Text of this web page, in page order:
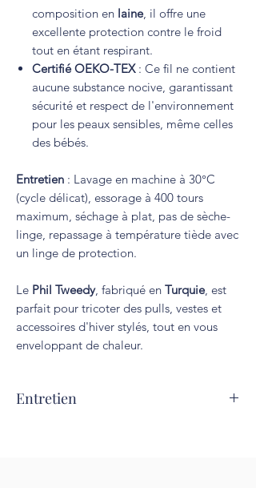
composition en laine, il offre une
excellente protection contre le froid
tout en étant respirant.
Certifié OEKO-TEX: Ce fil ne contient
aucune substance nocive, garantissant
sécurité et respect de l'environnement
pour les peaux sensibles, même celles
des bébés.
Entretien : Lavage en machine à 30°C
(cycle délicat), essorage à 400 tours
maximum, séchage à plat, pas de sèche-
linge, repassage à température tiède avec
un linge de protection.
Le Phil Tweedy, fabriqué en Turquie, est
parfait pour tricoter des pulls, vestes et
accessoires d'hiver stylés, tout en vous
enveloppant de chaleur.
Entretien